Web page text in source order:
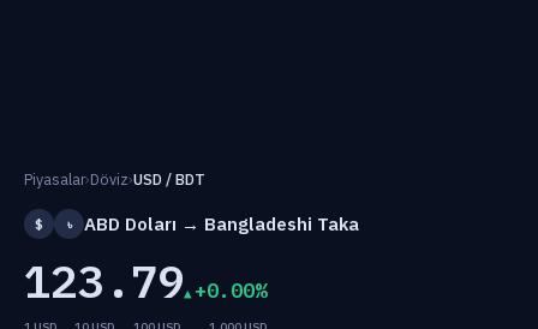
Piyasalar›Döviz›USD / BDT
$ ৳ ABD Doları → Bangladeshi Taka
123.79 +0.00%